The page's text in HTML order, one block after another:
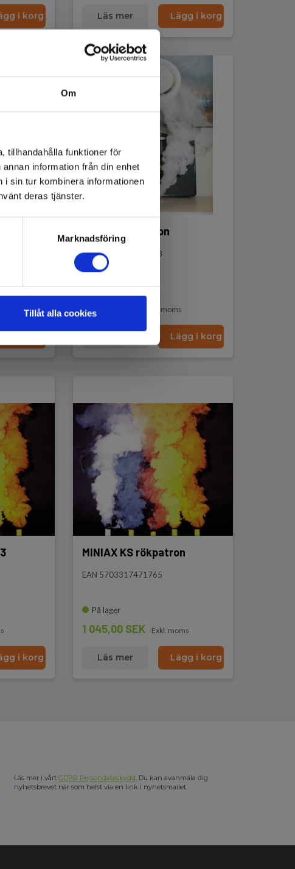
Om
tillhandahålla funktioner för
information från din enhet
sin tur kombinera informationen
deras tjänster.
Marknadsföring
Tillåt alla cookies
i korg Läs mer Lägg i korg
MINIAX rökpatron
EAN 5703317471758
På lager
920,00 SEK Exkl. moms
Lägg i korg
i korg
MINIAX KS rökpatron
EAN 5703317471765
På lager
1 045,00 SEK Exkl. moms
Läs mer Lägg i korg
Läs mer i vårt GDPR Persondataskydd. Du kan avanmäla dig
nyhetsbrevet när som helst via en link i nyhetsmailet.